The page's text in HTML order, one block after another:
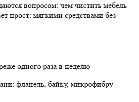
вопросом: чем чистить мебель
прост: мягкими средствами без
одного раза в неделю
фланель, байку, микрофибру